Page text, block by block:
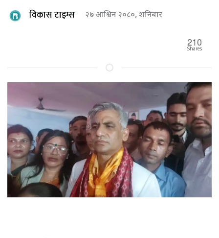
विकास टाइम्स २७ आश्विन २०८०, शनिबार
210
Shares